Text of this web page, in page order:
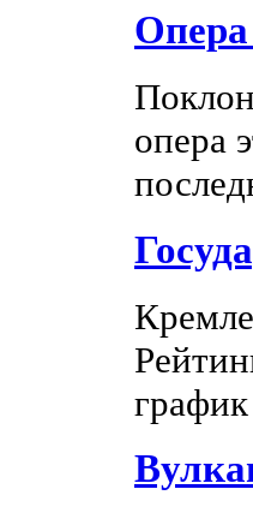
Опера
опера